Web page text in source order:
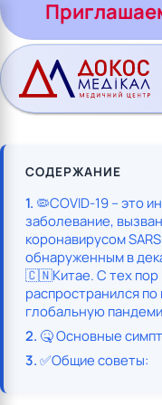
СОДЕРЖАНИЕ
🦠COVID-19 – это
заболевание,
коронавирусом
обнаруженным в
🇨🇳Китае. С тех пор
распространился
глобальную
🤒 Основные
✅Общие советы:
BUTTON